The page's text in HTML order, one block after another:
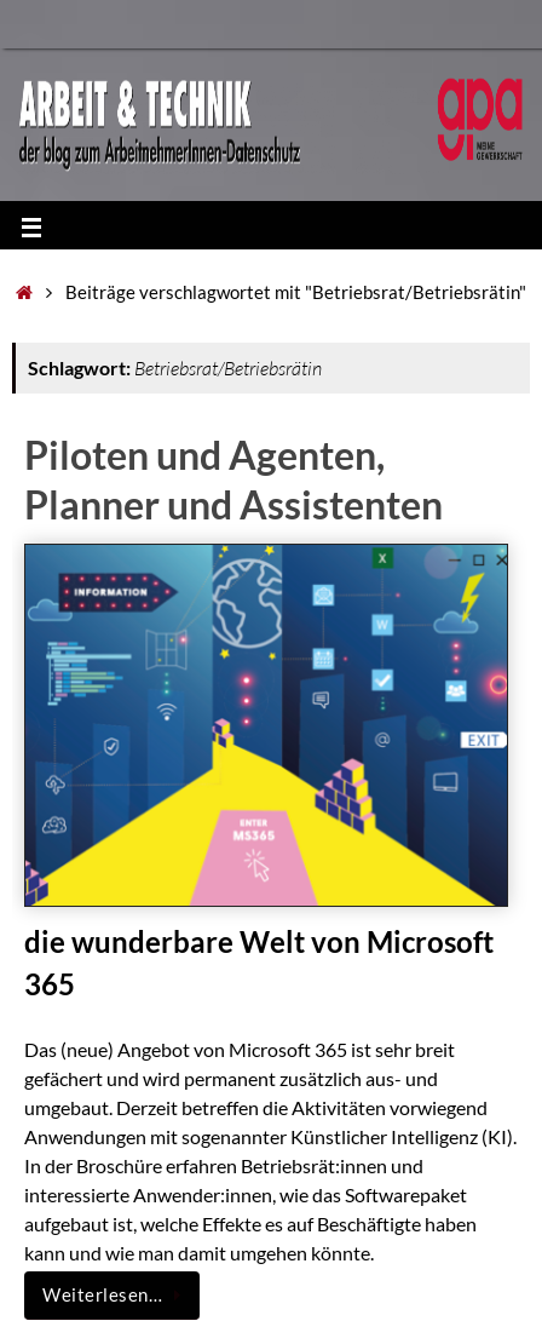
Beiträge verschlagwortet mit "Betriebsrat/Betriebsrätin"
Schlagwort: Betriebsrat/Betriebsrätin
Piloten und Agenten,
Planner und Assistenten
die wunderbare Welt von Microsoft
365
Das (neue) Angebot von Microsoft 365 ist sehr breit
gefächert und wird permanent zusätzlich aus- und
umgebaut. Derzeit betreffen die Aktivitäten vorwiegend
Anwendungen mit sogenannter Künstlicher Intelligenz (KI).
In der Broschüre erfahren Betriebsrät:innen und
interessierte Anwender:innen, wie das Softwarepaket
aufgebaut ist, welche Effekte es auf Beschäftigte haben
kann und wie man damit umgehen könnte.
Weiterlesen…